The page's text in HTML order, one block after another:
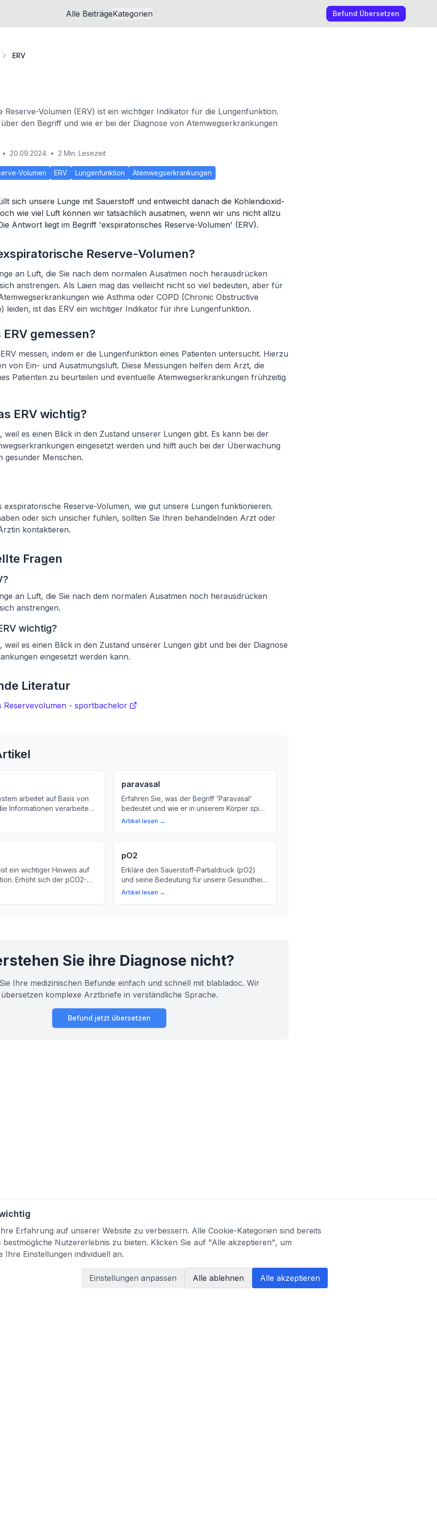
Alle BeiträgeKategorien Befund Übersetzen
ERV
Reserve-Volumen (ERV) ist ein wichtiger Indikator für die Lungenfunktion.
den Begriff und wie er bei der Diagnose von Atemwegserkrankungen
• 20.09.2024 • 2 Min. Lesezeit
Volumen ERV Lungenfunktion Atemwegserkrankungen
sich unsere Lunge mit Sauerstoff und entweicht danach die Kohlendioxid-
wie viel Luft können wir tatsächlich ausatmen, wenn wir uns nicht allzu
Antwort liegt im Begriff 'exspiratorisches Reserve-Volumen' (ERV).
Reserve-Volumen?
an Luft, die Sie nach dem normalen Ausatmen noch herausdrücken
anstrengen. Als Laien mag das vielleicht nicht so viel bedeuten, aber für
wie Asthma oder COPD (Chronic Obstructive
leiden, ist das ERV ein wichtiger Indikator für ihre Lungenfunktion.
gemessen?
messen, indem er die Lungenfunktion eines Patienten untersucht. Hierzu
von Ein- und Ausatmungsluft. Diese Messungen helfen dem Arzt, die
Patienten zu beurteilen und eventuelle Atemwegserkrankungen frühzeitig
ERV wichtig?
weil es einen Blick in den Zustand unserer Lungen gibt. Es kann bei der
eingesetzt werden und hilft auch bei der Überwachung
gesunder Menschen.
exspiratorische Reserve-Volumen, wie gut unsere Lungen funktionieren.
oder sich unsicher fühlen, sollten Sie Ihren behandelnden Arzt oder
kontaktieren.
Fragen
an Luft, die Sie nach dem normalen Ausatmen noch herausdrücken
anstrengen.
wichtig?
weil es einen Blick in den Zustand unserer Lungen gibt und bei der Diagnose
eingesetzt werden kann.
Literatur
Reservevolumen - sportbachelor
arbeitet auf Basis von
Informationen verarbeiten
Sie mehr über das
paravasal
Erfahren Sie, was der Begriff 'Paravasal'
bedeutet und wie er in unserem Körper spielt.
Entdecken Sie die enge Verbindung
Artikel lesen →
ein wichtiger Hinweis auf
Erhöht sich der pCO2-
und andere
pO2
Erkläre den Sauerstoff-Partialdruck (pO2)
und seine Bedeutung für unsere Gesundheit.
Lerne, warum der pO2 ein wichtiger
Artikel lesen →
Sie ihre Diagnose nicht?
Ihre medizinischen Befunde einfach und schnell mit blabladoc. Wir
übersetzen komplexe Arztbriefe in verständliche Sprache.
Befund jetzt übersetzen
Erfahrung auf unserer Website zu verbessern. Alle Cookie-Kategorien sind bereits
Nutzererlebnis zu bieten. Klicken Sie auf "Alle akzeptieren", um
Einstellungen individuell an.
Einstellungen anpassen Alle ablehnen Alle akzeptieren